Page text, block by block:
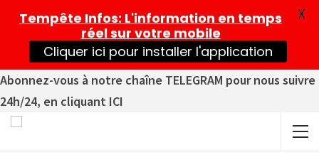
Abonnez-vous à notre chaîne TELEGRAM pour nous suivre
24h/24, en cliquant ICI
Tempête Infos: L'information en temps
réel sur votre mobile
Cliquer ici pour installer l'application
X